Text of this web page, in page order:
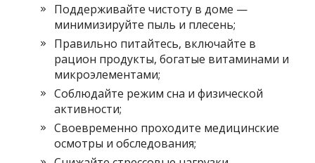
Поддерживайте чистоту в доме —
минимизируйте пыль и плесень;
Правильно питайтесь, включайте в
рацион продукты, богатые витаминами и
микроэлементами;
Соблюдайте режим сна и физической
активности;
Своевременно проходите медицинские
осмотры и обследования;